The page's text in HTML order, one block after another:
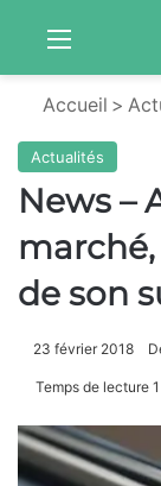
Accueil >
Actualités
News –
de son
23 février 2018
Temps de lecture